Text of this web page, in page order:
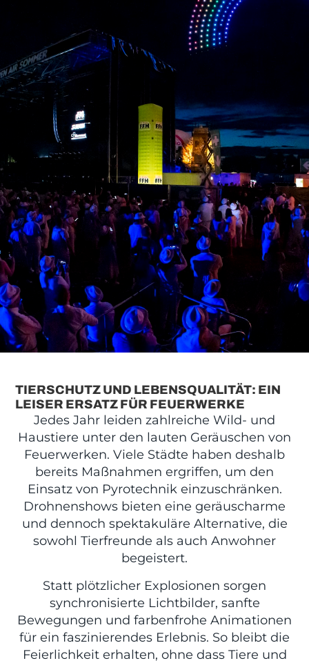
TIERSCHUTZ UND LEBENSQUALITÄT: EIN
LEISER ERSATZ FÜR FEUERWERKE
Jedes Jahr leiden zahlreiche Wild- und
Haustiere unter den lauten Geräuschen von
Feuerwerken. Viele Städte haben deshalb
bereits Maßnahmen ergriffen, um den
Einsatz von Pyrotechnik einzuschränken.
Drohnenshows bieten eine geräuscharme
und dennoch spektakuläre Alternative, die
sowohl Tierfreunde als auch Anwohner
begeistert.
Statt plötzlicher Explosionen sorgen
synchronisierte Lichtbilder, sanfte
Bewegungen und farbenfrohe Animationen
für ein faszinierendes Erlebnis. So bleibt die
Feierlichkeit erhalten, ohne dass Tiere und